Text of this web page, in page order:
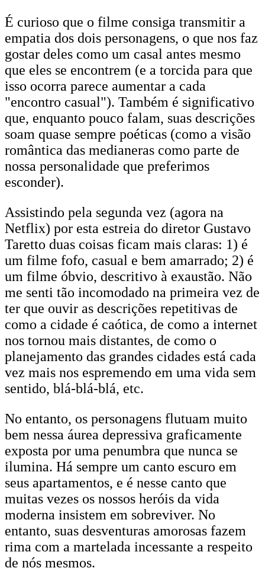
É curioso que o filme consiga transmitir a
empatia dos dois personagens, o que nos faz
gostar deles como um casal antes mesmo
que eles se encontrem (e a torcida para que
isso ocorra parece aumentar a cada
"encontro casual"). Também é significativo
que, enquanto pouco falam, suas descrições
soam quase sempre poéticas (como a visão
romântica das medianeras como parte de
nossa personalidade que preferimos
esconder).
Assistindo pela segunda vez (agora na
Netflix) por esta estreia do diretor Gustavo
Taretto duas coisas ficam mais claras: 1) é
um filme fofo, casual e bem amarrado; 2) é
um filme óbvio, descritivo à exaustão. Não
me senti tão incomodado na primeira vez de
ter que ouvir as descrições repetitivas de
como a cidade é caótica, de como a internet
nos tornou mais distantes, de como o
planejamento das grandes cidades está cada
vez mais nos espremendo em uma vida sem
sentido, blá-blá-blá, etc.
No entanto, os personagens flutuam muito
bem nessa áurea depressiva graficamente
exposta por uma penumbra que nunca se
ilumina. Há sempre um canto escuro em
seus apartamentos, e é nesse canto que
muitas vezes os nossos heróis da vida
moderna insistem em sobreviver. No
entanto, suas desventuras amorosas fazem
rima com a martelada incessante a respeito
de nós mesmos.